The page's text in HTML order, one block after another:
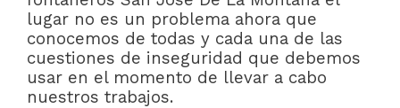
lugar no es un problema ahora que
conocemos de todas y cada una de las
cuestiones de inseguridad que debemos
usar en el momento de llevar a cabo
nuestros trabajos.